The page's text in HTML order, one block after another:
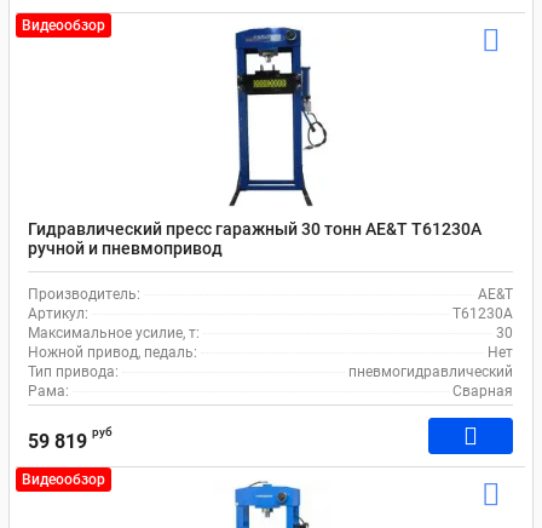
Видеообзор
Гидравлический пресс гаражный 30 тонн AE&T T61230A
ручной и пневмопривод
Производитель:
AE&T
Артикул:
T61230A
Максимальное усилие, т:
30
Ножной привод, педаль:
Нет
Тип привода:
пневмогидравлический
Рама:
Сварная
59 819 руб
Видеообзор